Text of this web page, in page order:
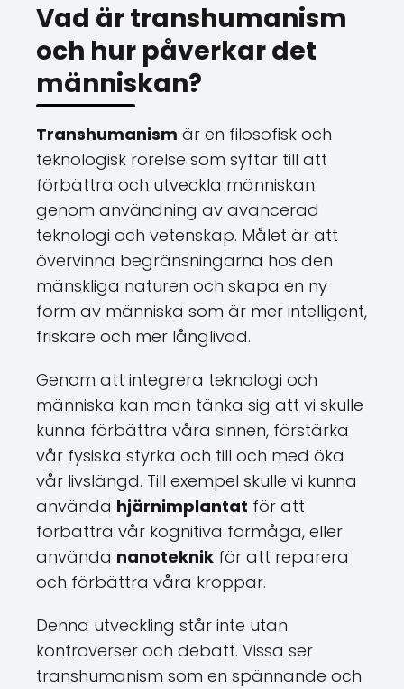
Vad är transhumanism
och hur påverkar det
människan?
Transhumanism är en filosofisk och
teknologisk rörelse som syftar till att
förbättra och utveckla människan
genom användning av avancerad
teknologi och vetenskap. Målet är att
övervinna begränsningarna hos den
mänskliga naturen och skapa en ny
form av människa som är mer intelligent,
friskare och mer långlivad.
Genom att integrera teknologi och
människa kan man tänka sig att vi skulle
kunna förbättra våra sinnen, förstärka
vår fysiska styrka och till och med öka
vår livslängd. Till exempel skulle vi kunna
använda hjärnimplantat för att
förbättra vår kognitiva förmåga, eller
använda nanoteknik för att reparera
och förbättra våra kroppar.
Denna utveckling står inte utan
kontroverser och debatt. Vissa ser
transhumanism som en spännande och